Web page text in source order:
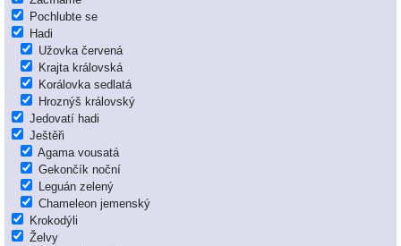
Pochlubte se
Hadi
Užovka červená
Krajta královská
Korálovka sedlatá
Hroznýš královský
Jedovatí hadi
Ještěři
Agama vousatá
Gekončík noční
Leguán zelený
Chameleon jemenský
Krokodýli
Želvy